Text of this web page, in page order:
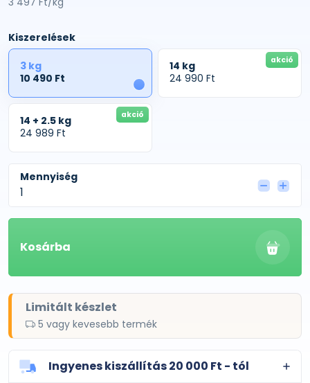
Kiszerelések
1
3 kg
10 490 Ft
akció
14 kg
24 990 Ft
akció
14 + 2.5 kg
24 989 Ft
Mennyiség
Kosárba
Limitált készlet
5 vagy kevesebb termék
Ingyenes kiszállítás 20 000 Ft - tól